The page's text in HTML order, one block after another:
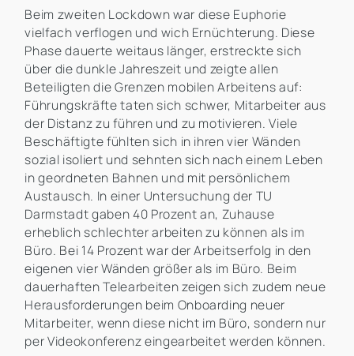
Beim zweiten Lockdown war diese Euphorie
vielfach verflogen und wich Ernüchterung. Diese
Phase dauerte weitaus länger, erstreckte sich
über die dunkle Jahreszeit und zeigte allen
Beteiligten die Grenzen mobilen Arbeitens auf:
Führungskräfte taten sich schwer, Mitarbeiter aus
der Distanz zu führen und zu motivieren. Viele
Beschäftigte fühlten sich in ihren vier Wänden
sozial isoliert und sehnten sich nach einem Leben
in geordneten Bahnen und mit persönlichem
Austausch. In einer Untersuchung der TU
Darmstadt gaben 40 Prozent an, Zuhause
erheblich schlechter arbeiten zu können als im
Büro. Bei 14 Prozent war der Arbeitserfolg in den
eigenen vier Wänden größer als im Büro. Beim
dauerhaften Telearbeiten zeigen sich zudem neue
Herausforderungen beim Onboarding neuer
Mitarbeiter, wenn diese nicht im Büro, sondern nur
per Videokonferenz eingearbeitet werden können.